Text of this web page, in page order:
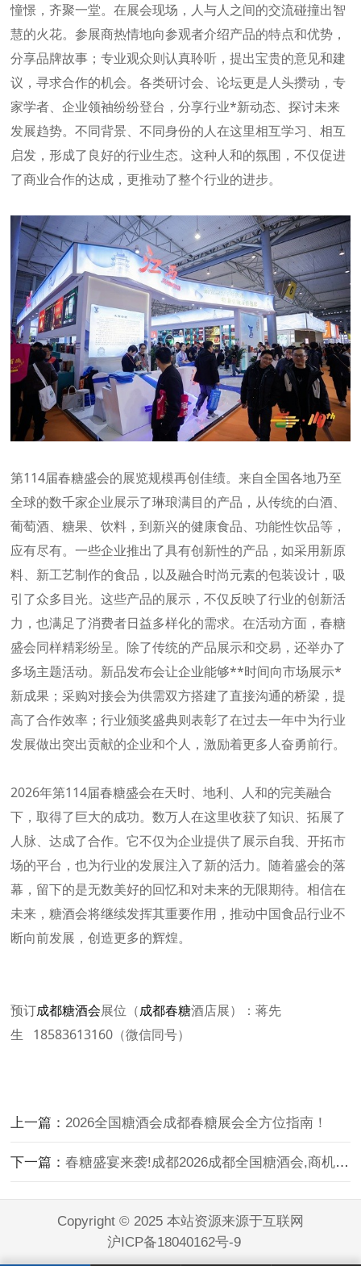
憧憬，齐聚一堂。在展会现场，人与人之间的交流碰撞出智
慧的火花。参展商热情地向参观者介绍产品的特点和优势，
分享品牌故事；专业观众则认真聆听，提出宝贵的意见和建
议，寻求合作的机会。各类研讨会、论坛更是人头攒动，专
家学者、企业领袖纷纷登台，分享行业*新动态、探讨未来
发展趋势。不同背景、不同身份的人在这里相互学习、相互
启发，形成了良好的行业生态。这种人和的氛围，不仅促进
了商业合作的达成，更推动了整个行业的进步。
第114届春糖盛会的展览规模再创佳绩。来自全国各地乃至
全球的数千家企业展示了琳琅满目的产品，从传统的白酒、
葡萄酒、糖果、饮料，到新兴的健康食品、功能性饮品等，
应有尽有。一些企业推出了具有创新性的产品，如采用新原
料、新工艺制作的食品，以及融合时尚元素的包装设计，吸
引了众多目光。这些产品的展示，不仅反映了行业的创新活
力，也满足了消费者日益多样化的需求。在活动方面，春糖
盛会同样精彩纷呈。除了传统的产品展示和交易，还举办了
多场主题活动。新品发布会让企业能够**时间向市场展示*
新成果；采购对接会为供需双方搭建了直接沟通的桥梁，提
高了合作效率；行业颁奖盛典则表彰了在过去一年中为行业
发展做出突出贡献的企业和个人，激励着更多人奋勇前行。
2026年第114届春糖盛会在天时、地利、人和的完美融合
下，取得了巨大的成功。数万人在这里收获了知识、拓展了
人脉、达成了合作。它不仅为企业提供了展示自我、开拓市
场的平台，也为行业的发展注入了新的活力。随着盛会的落
幕，留下的是无数美好的回忆和对未来的无限期待。相信在
未来，糖酒会将继续发挥其重要作用，推动中国食品行业不
断向前发展，创造更多的辉煌。
预订成都糖酒会展位（成都春糖酒店展）：蒋先
生 18583613160（微信同号）
上一篇： 2026全国糖酒会成都春糖展会全方位指南！
下一篇：春糖盛宴来袭!成都2026成都全国糖酒会,商机无限等你探索!
Copyright © 2025 本站资源来源于互联网
沪ICP备18040162号-9